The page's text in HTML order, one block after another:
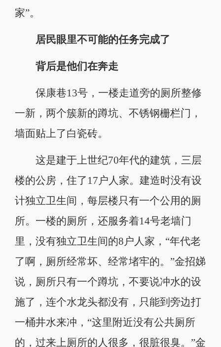
家”。
居民眼里不可能的任务完成了
背后是他们在奔走
保康巷13号，一楼走道旁的厕所整修
一新，两个簇新的蹲坑、不锈钢栅栏门，
墙面贴上了白瓷砖。
这是建于上世纪70年代的建筑，三层
楼的公房，住了17户人家。建造时没有设
计独立卫生间，每层楼只有一个公用的厕
所。一楼的厕所，还服务着14号老墙门
里，没有独立卫生间的8户人家，“年代老
了啊，厕所经常坏、经常堵牢的。”金招娣
说，厕所只有一个蹲坑，不要说冲水的设
施了，连个水龙头都没有，只能到旁边打
一桶井水来冲，“这里附近没有公共厕所
的，过来上厕所的人很多，很脏很臭。”金